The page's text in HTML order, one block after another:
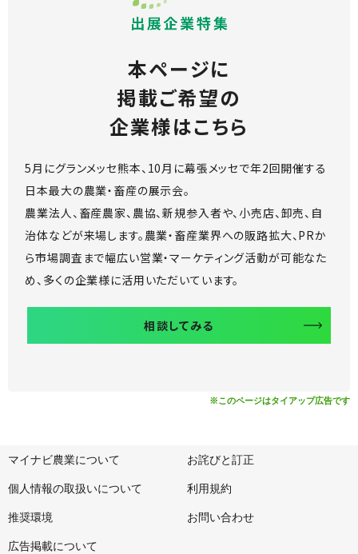
本ページに
掲載ご希望の
企業様はこちら
5月にグランメッセ熊本、 10月に幕張メッセで年2回開催する
日本最大の農業・畜産の展示会。
農業法人、畜産農家、農協、新規参入者や、小売店、卸売、自
治体などが来場します。 農業・畜産業界への販路拡大、PRか
ら市場調査まで幅広い営業・マーケティング活動が可能なた
め、 多くの企業様に活用いただいています。
相談してみる
※このページはタイアップ広告です
マイナビ農業について お詫びと訂正
個人情報の取扱いについて 利用規約
推奨環境 お問い合わせ
広告掲載について